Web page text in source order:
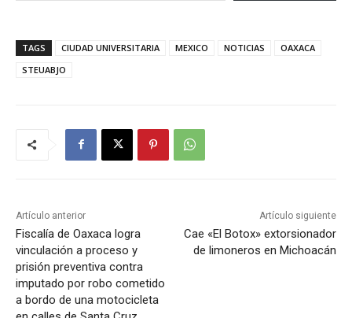
TAGS CIUDAD UNIVERSITARIA MEXICO NOTICIAS
OAXACA
STEUABJO
Artículo anterior
Fiscalía de Oaxaca logra
vinculación a proceso y
prisión preventiva contra
imputado por robo cometido
a bordo de una motocicleta
Artículo siguiente
Cae «El Botox» extorsionador
de limoneros en Michoacán